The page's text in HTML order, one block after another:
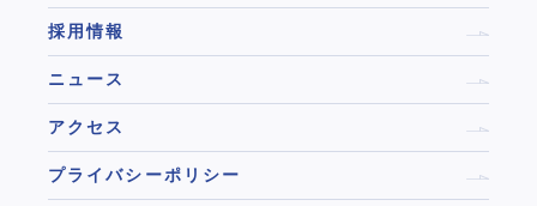
採用情報
ニュース
アクセス
プライバシーポリシー